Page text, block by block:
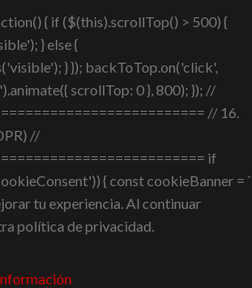
{ if ($(this).scrollTop() > 500) {
} else {
} }); backToTop.on('click',
scrollTop: 0 }, 800); }); //
// 16.
//
if
{ const cookieBanner = `
tu experiencia. Al continuar
política de privacidad.